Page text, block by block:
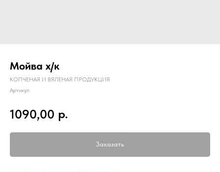
Мойва х/к
КОПЧЕНАЯ И ВЯЛЕНАЯ ПРОДУКЦИЯ
Артикул:
1090,00 р.
Заказать